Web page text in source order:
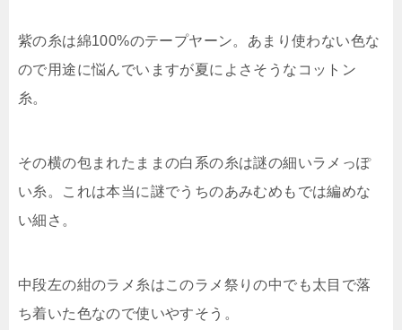
紫の糸は綿100%のテープヤーン。あまり使わない色な
ので用途に悩んでいますが夏によさそうなコットン
糸。
その横の包まれたままの白系の糸は謎の細いラメっぽ
い糸。これは本当に謎でうちのあみむめもでは編めな
い細さ。
中段左の紺のラメ糸はこのラメ祭りの中でも太目で落
ち着いた色なので使いやすそう。